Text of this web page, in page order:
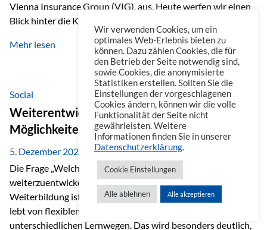
Vienna Insurance Group (VIG), aus. Heute werfen wir einen
Blick hinter die Kulissen auf eine Unternehmensgruppe mit
beeindruckender Geschichte, gewachsenem Know-how und
einem stabilen Fundament. Ein starkes Netzwerk in ganz
Europa Die Vienna Insurance Group ist die führende
Versicherungsgruppe in Zentral- und Osteuropa. Mit über
50 Versicherungsgesellschaften in insgesamt 30 Ländern
verbindet sie regionale Stärke mit internationaler
Kompetenz.
Mehr lesen
Social
Weiterentwicklung im Berufsalltag: Welche
Möglichkeiten es gibt
5. Dezember 2025
Die Frage „Welche Möglichkeiten gibt es, sich
weiterzuentwickeln?“ lässt sich heute vielseitig beantworten.
Weiterbildung ist längst kein starrer Prozess mehr, sondern
lebt von flexiblen Formaten, individuellen Bedürfnissen und
unterschiedlichen Lernwegen. Das wird besonders deutlich,
Wir verwenden Cookies, um ein
optimales Web-Erlebnis bieten zu
können. Dazu zählen Cookies, die für
den Betrieb der Seite notwendig sind,
sowie Cookies, die anonymisierte
Statistiken erstellen. Sollten Sie die
Einstellungen der vorgeschlagenen
Cookies ändern, können wir die volle
Funktionalität der Seite nicht
gewährleisten. Weitere
Informationen finden Sie in unserer
Datenschutzerklärung.
Cookie Einstellungen
Alle ablehnen Alle akzeptieren